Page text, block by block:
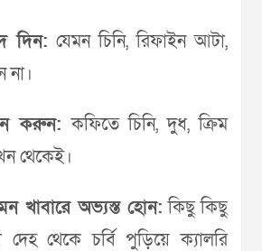
দিন: যেমন চিনি, রিফাইন আটা,
না।
করুন: কফিতে চিনি, দুধ, ক্রিম
থেকেই।
খাবারে অভ্যস্ত হোন: কিছু কিছু
থেকে চর্বি পুড়িয়ে ক্যালরি